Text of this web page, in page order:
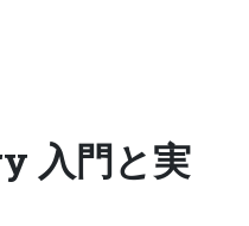
入門と実